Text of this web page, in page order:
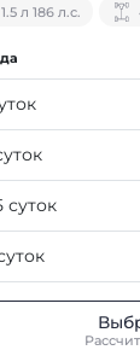
1.5 л 186 л.с.
суток